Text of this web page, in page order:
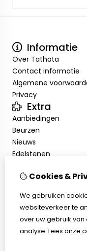
Informatie
Over Tathata
Contact informatie
Algemene
Privacy
Extra
Aanbiedingen
Beurzen
Nieuws
Edelstenen
Mijn
Bestelhistorie
Contact
Cookies &
We gebruiken
websiteverkeer te
over uw gebruik
analyse. Lees onze